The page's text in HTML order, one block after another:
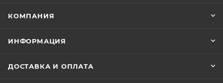
КОМПАНИЯ
ИНФОРМАЦИЯ
ДОСТАВКА И ОПЛАТА